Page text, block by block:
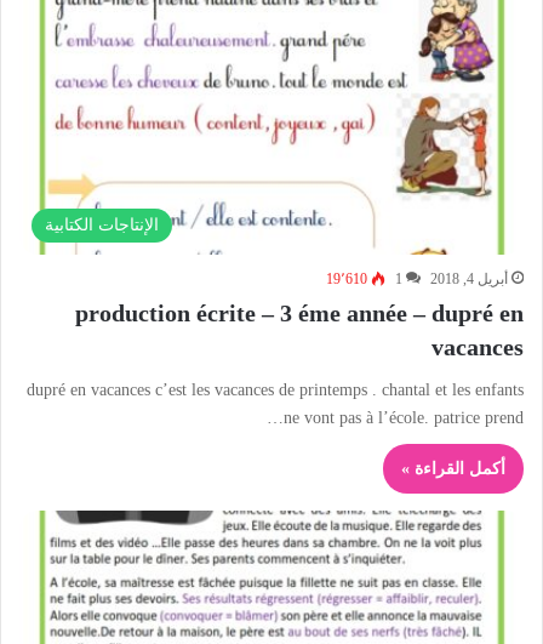
الإنتاجات الكتابية
أبريل 4, 2018 1 19٬610
production écrite – 3 éme année – dupré en
vacances
dupré en vacances c’est les vacances de printemps . chantal et les enfants
ne vont pas à l’école. patrice prend…
أكمل القراءة »